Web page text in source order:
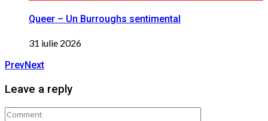
Queer – Un Burroughs sentimental
31 iulie 2026
PrevNext
Leave a reply